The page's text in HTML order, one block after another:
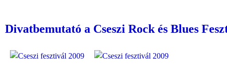
Divatbemutató a Cseszi Rock és Blues